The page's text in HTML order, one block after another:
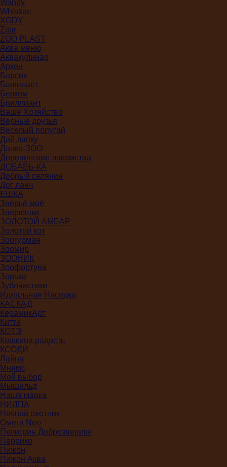
Wanpy
Whiskas
XODY
Zitar
ZOO PLAST
Аква меню
Аквакулинар
Аркон
Барсик
Башпласт
Белком
Бриллиант
Ваше Хозяйство
Верные друзья
Веселый попугай
Дай лапку
Данко-ЗОО
Деревенские лакомства
ДОБАВЬ-КА
Добрый селянин
Дог ланч
ЕШКА
Зверьё моё
Зверюшки
ЗОЛОТОЙ АМБАР
Золотой кот
Зоогурман
Зоомир
ЗООНИК
Зоофортуна
Зорька
Зубочистики
Идеальная Наседка
КАСКАД
КерамикАрт
Китти
КОТЭ
Кошкина радость
КСОДИ
Лайна
Мнямс
Мой выбор
Мышильд
Наша марка
НИЛПА
Ночной охотник
Омега Neo
Пелигрин Доброзверики
Перрико
Пижон
Пижон Аква